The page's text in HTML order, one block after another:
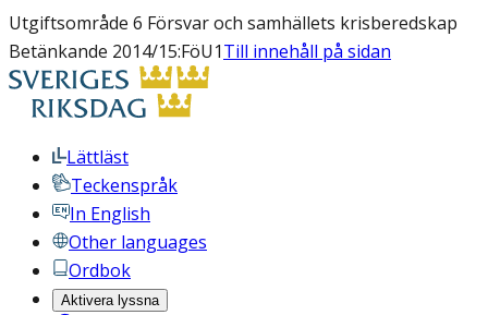
Utgiftsområde 6 Försvar och samhällets krisberedskap
Betänkande 2014/15:FöU1Till innehåll på sidan
Lättläst
Teckenspråk
In English
Other languages
Ordbok
Aktivera lyssna